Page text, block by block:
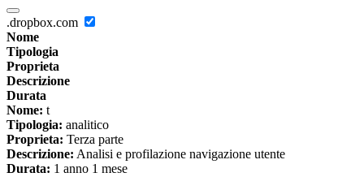
.dropbox.com
Nome
Tipologia
Proprieta
Descrizione
Durata
Nome: t
Tipologia: analitico
Proprieta: Terza parte
Descrizione: Analisi e profilazione navigazione utente
Durata: 1 anno 1 mese